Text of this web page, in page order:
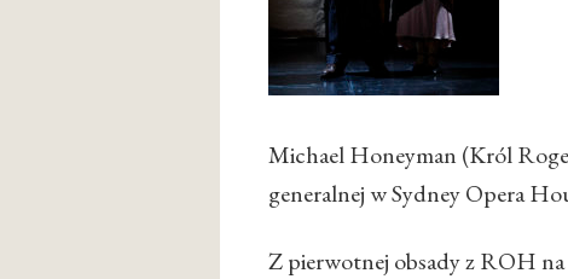
Michael Honeyman (Król
generalnej w Sydney Opera
Z pierwotnej obsady z ROH